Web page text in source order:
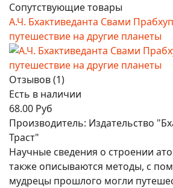
Сопутствующие товары
А.Ч. Бхактиведанта Свами
путешествие на другие планеты
Отзывов (1)
Есть в наличии
68.00 Руб
Производитель: Издательство
Траст"
Научные сведения о строении
также описываются методы, с
мудрецы прошлого могли